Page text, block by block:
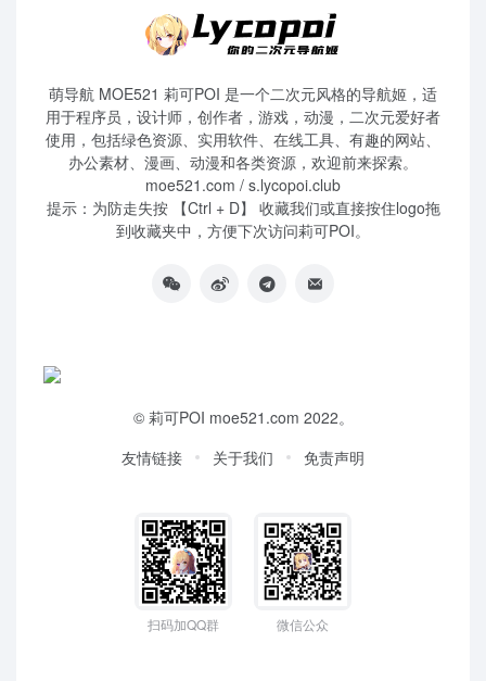
萌导航 MOE521 莉可POI 是一个二次元风格的导航姬，适
用于程序员，设计师，创作者，游戏，动漫，二次元爱好者
使用，包括绿色资源、实用软件、在线工具、有趣的网站、
办公素材、漫画、动漫和各类资源，欢迎前来探索。
moe521.com / s.lycopoi.club
提示：为防走失按 【Ctrl + D】 收藏我们或直接按住logo拖
到收藏夹中，方便下次访问莉可POI。
© 莉可POI moe521.com 2022。
友情链接
关于我们 免责声明
扫码加QQ群 微信公众